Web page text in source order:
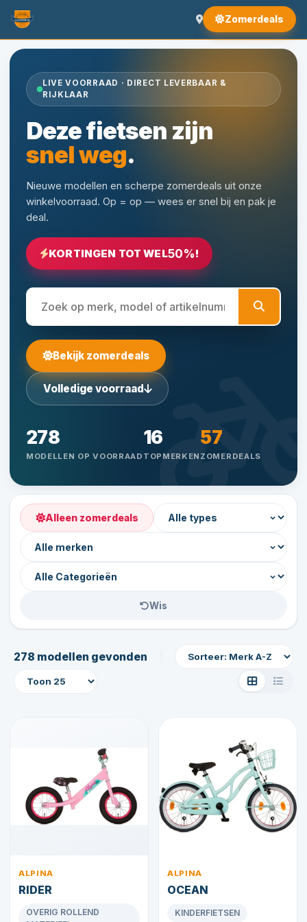
Zomerdeals
LIVE VOORRAAD · DIRECT LEVERBAAR &
RIJKLAAR
Deze fietsen zijn
snel weg.
Nieuwe modellen en scherpe zomerdeals uit onze
winkelvoorraad. Op = op — wees er snel bij en pak je
deal.
KORTINGEN TOT WEL50%!
Bekijk zomerdeals
Volledige voorraad
278
MODELLEN OP VOORRAAD
16
TOPMERKEN
57
ZOMERDEALS
Alleen zomerdeals
Wis
278 modellen gevonden
ALPINA
RIDER
OVERIG ROLLEND
ALPINA
OCEAN
KINDERFIETSEN